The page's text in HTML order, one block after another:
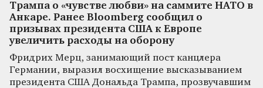
Трампа о «чувстве любви» на саммите НАТО в
Анкаре. Ранее Bloomberg сообщил о
призывах президента США к Европе
увеличить расходы на оборону
Фридрих Мерц, занимающий пост канцлера
Германии, выразил восхищение высказыванием
президента США Дональда Трампа, прозвучавшим